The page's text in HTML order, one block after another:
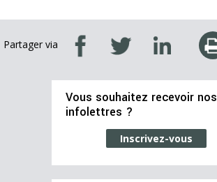
Partager via
Vous souhaitez recevoir nos
infolettres ?
Inscrivez-vous